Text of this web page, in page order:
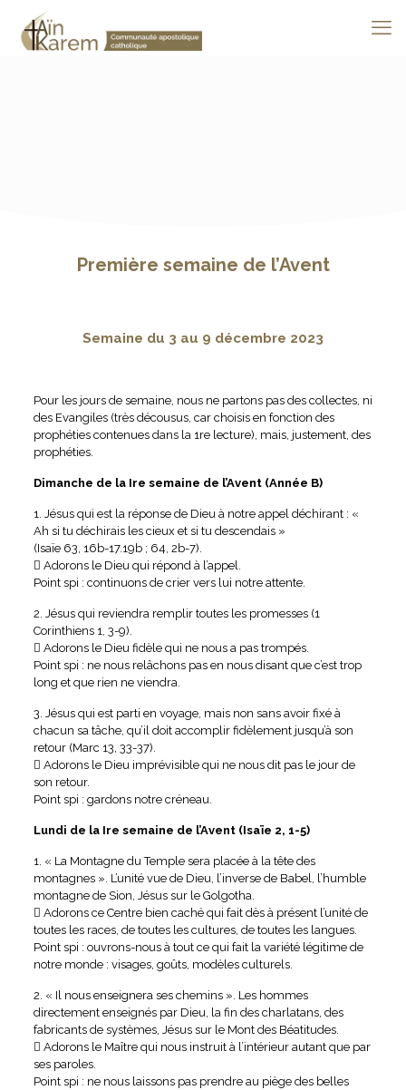
Première semaine de l’Avent
Semaine du 3 au 9 décembre 2023
Pour les jours de semaine, nous ne partons pas des collectes, ni
des Evangiles (très décousus, car choisis en fonction des
prophéties contenues dans la 1re lecture), mais, justement, des
prophéties.
Dimanche de la Ire semaine de l’Avent (Année B)
1. Jésus qui est la réponse de Dieu à notre appel déchirant : «
Ah si tu déchirais les cieux et si tu descendais »
(Isaïe 63, 16b-17.19b ; 64, 2b-7).
 Adorons le Dieu qui répond à l’appel.
Point spi : continuons de crier vers lui notre attente.
2. Jésus qui reviendra remplir toutes les promesses (1
Corinthiens 1, 3-9).
 Adorons le Dieu fidèle qui ne nous a pas trompés.
Point spi : ne nous relâchons pas en nous disant que c’est trop
long et que rien ne viendra.
3. Jésus qui est parti en voyage, mais non sans avoir fixé à
chacun sa tâche, qu’il doit accomplir fidèlement jusqu’à son
retour (Marc 13, 33-37).
 Adorons le Dieu imprévisible qui ne nous dit pas le jour de
son retour.
Point spi : gardons notre créneau.
Lundi de la Ire semaine de l’Avent (Isaïe 2, 1-5)
1. « La Montagne du Temple sera placée à la tête des
montagnes ». L’unité vue de Dieu, l’inverse de Babel, l’humble
montagne de Sion, Jésus sur le Golgotha.
 Adorons ce Centre bien caché qui fait dès à présent l’unité de
toutes les races, de toutes les cultures, de toutes les langues.
Point spi : ouvrons-nous à tout ce qui fait la variété légitime de
notre monde : visages, goûts, modèles culturels.
2. « Il nous enseignera ses chemins ». Les hommes
directement enseignés par Dieu, la fin des charlatans, des
fabricants de systèmes, Jésus sur le Mont des Béatitudes.
 Adorons le Maître qui nous instruit à l’intérieur autant que par
ses paroles.
Point spi : ne nous laissons pas prendre au piège des belles